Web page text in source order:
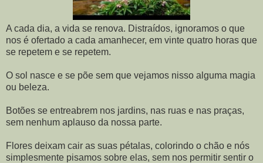
A cada dia, a vida se renova. Distraídos, ignoramos o que
nos é ofertado a cada amanhecer, em vinte quatro horas que
se repetem e se repetem.
O sol nasce e se põe sem que vejamos nisso alguma magia
ou beleza.
Botões se entreabrem nos jardins, nas ruas e nas praças,
sem nenhum aplauso da nossa parte.
Flores deixam cair as suas pétalas, colorindo o chão e nós
simplesmente pisamos sobre elas, sem nos permitir sentir o